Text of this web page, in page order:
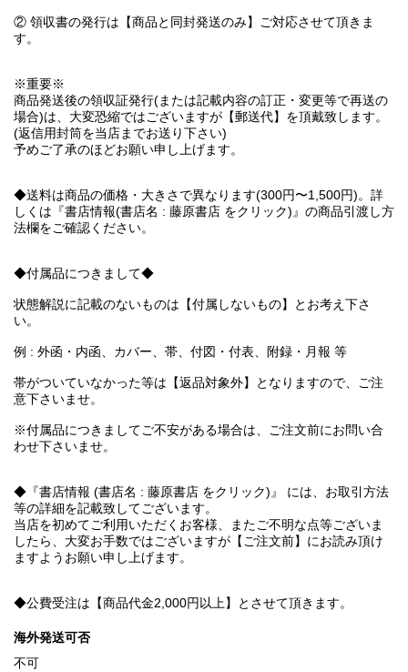
② 領収書の発行は【商品と同封発送のみ】ご対応させて頂きま
す。
※重要※
商品発送後の領収証発行(または記載内容の訂正・変更等で再送の
場合)は、大変恐縮ではございますが【郵送代】を頂戴致します。
(返信用封筒を当店までお送り下さい)
予めご了承のほどお願い申し上げます。
◆送料は商品の価格・大きさで異なります(300円〜1,500円)。詳
しくは『書店情報(書店名 : 藤原書店 をクリック)』の商品引渡し方
法欄をご確認ください。
◆付属品につきまして◆
状態解説に記載のないものは【付属しないもの】とお考え下さ
い。
例 : 外函・内函、カバー、帯、付図・付表、附録・月報 等
帯がついていなかった等は【返品対象外】となりますので、ご注
意下さいませ。
※付属品につきましてご不安がある場合は、ご注文前にお問い合
わせ下さいませ。
◆『書店情報 (書店名 : 藤原書店 をクリック)』 には、お取引方法
等の詳細を記載致してございます。
当店を初めてご利用いただくお客様、またご不明な点等ございま
したら、大変お手数ではございますが【ご注文前】にお読み頂け
ますようお願い申し上げます。
◆公費受注は【商品代金2,000円以上】とさせて頂きます。
海外発送可否
不可